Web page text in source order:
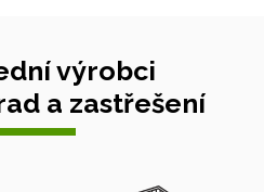
výrobci
a zastřešení